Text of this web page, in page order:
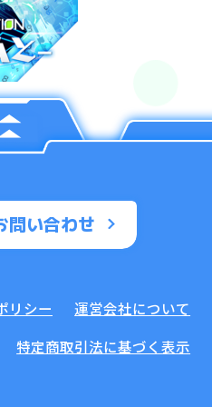
問い合わせ
リシー
運営会社について
特定商取引法に基づく表示